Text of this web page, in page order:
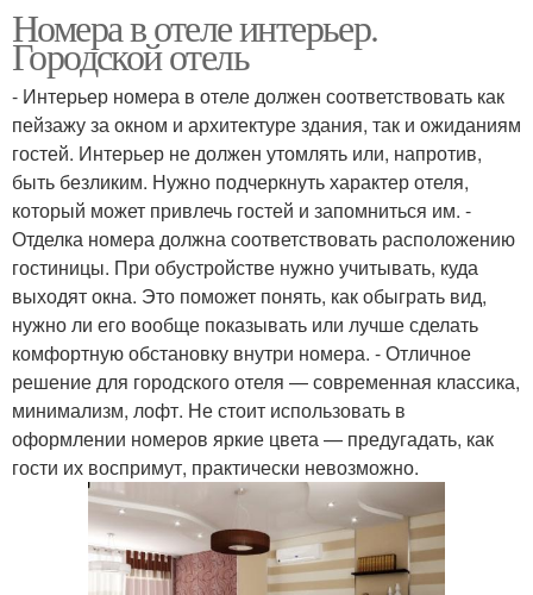
Номера в отеле интерьер.
Городской отель
- Интерьер номера в отеле должен соответствовать как
пейзажу за окном и архитектуре здания, так и ожиданиям
гостей. Интерьер не должен утомлять или, напротив,
быть безликим. Нужно подчеркнуть характер отеля,
который может привлечь гостей и запомниться им. -
Отделка номера должна соответствовать расположению
гостиницы. При обустройстве нужно учитывать, куда
выходят окна. Это поможет понять, как обыграть вид,
нужно ли его вообще показывать или лучше сделать
комфортную обстановку внутри номера. - Отличное
решение для городского отеля — современная классика,
минимализм, лофт. Не стоит использовать в
оформлении номеров яркие цвета — предугадать, как
гости их воспримут, практически невозможно.